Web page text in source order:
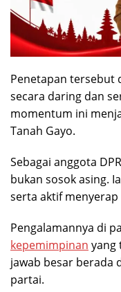
Penetapan tersebut
secara daring dan
momentum ini
Tanah Gayo.
Sebagai anggota
bukan sosok asing.
serta aktif
Pengalamannya di
kepemimpinan yang
jawab besar berada
partai.